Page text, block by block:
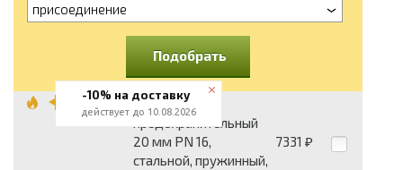
присоединение
Подобрать
Клапан
предохранительный
20 мм PN 16,
стальной, пружинный,
7331 ₽
-10% на доставку
действует до 10.08.2026